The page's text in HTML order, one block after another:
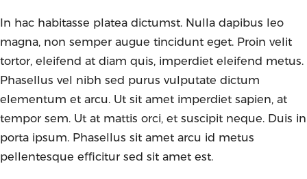
In hac habitasse platea dictumst. Nulla dapibus leo
magna, non semper augue tincidunt eget. Proin velit
tortor, eleifend at diam quis, imperdiet eleifend metus.
Phasellus vel nibh sed purus vulputate dictum
elementum et arcu. Ut sit amet imperdiet sapien, at
tempor sem. Ut at mattis orci, et suscipit neque. Duis in
porta ipsum. Phasellus sit amet arcu id metus
pellentesque efficitur sed sit amet est.